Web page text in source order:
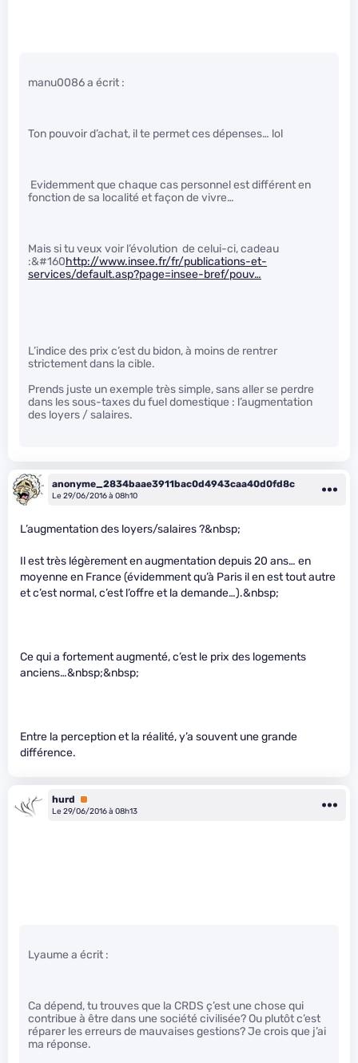
manu0086 a écrit :
Ton pouvoir d’achat, il te permet ces dépenses… lol
Evidemment que chaque cas personnel est différent en
fonction de sa localité et façon de vivre…
Mais si tu veux voir l’évolution de celui-ci, cadeau
:&#160http://www.insee.fr/fr/publications-et-
services/default.asp?page=insee-bref/pouv…
L’indice des prix c’est du bidon, à moins de rentrer
strictement dans la cible.
Prends juste un exemple très simple, sans aller se perdre
dans les sous-taxes du fuel domestique : l’augmentation
des loyers / salaires.
anonyme_2834baae3911bac0d4943caa40d0fd8c
Le 29/06/2016 à 08h10
L’augmentation des loyers/salaires ?&nbsp;
Il est très légèrement en augmentation depuis 20 ans… en
moyenne en France (évidemment qu’à Paris il en est tout autre
et c’est normal, c’est l’offre et la demande…).&nbsp;
Ce qui a fortement augmenté, c’est le prix des logements
anciens…&nbsp;&nbsp;
Entre la perception et la réalité, y’a souvent une grande
différence.
hurd
Premium
Le 29/06/2016 à 08h13
Lyaume a écrit :
Ca dépend, tu trouves que la CRDS ç’est une chose qui
contribue à être dans une société civilisée? Ou plutôt c’est
réparer les erreurs de mauvaises gestions? Je crois que j’ai
ma réponse.